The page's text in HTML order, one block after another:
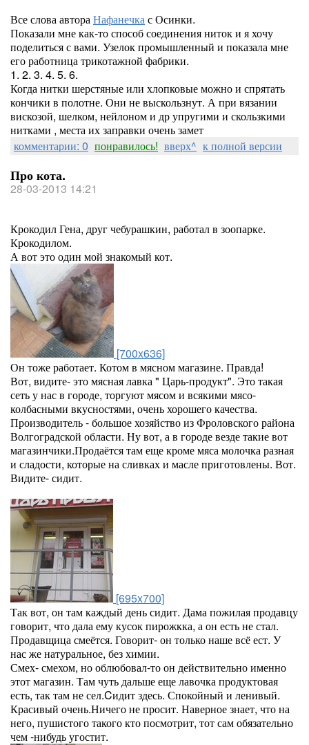
Все слова автораНафанечкас Осинки.
Показали мне как-то способ соединения ниток и я хочу
поделиться с вами. Узелок промышленный и показала мне
его работница трикотажной фабрики.
1. 2. 3. 4. 5. 6.
Когда нитки шерстяные или хлопковые можно и спрятать
кончики в полотне. Они не выскользнут. А при вязании
вискозой, шелком, нейлоном и др упругими и скользкими
нитками , места их заправки очень замет
комментарии: 0 понравилось! вверх^ к полной версии
Про кота.
28-03-2013 14:21
Крокодил Гена, друг чебурашкин, работал в зоопарке.
Крокодилом.
А вот это один мой знакомый кот.
[700x636]
Он тоже работает. Котом в мясном магазине. Правда!
Вот, видите- это мясная лавка " Царь-продукт". Это такая
сеть у нас в городе, торгуют мясом и всякими мясо-
колбасными вкусностями, очень хорошего качества.
Производитель - большое хозяйство из Фроловского района
Волгоградской области. Ну вот, а в городе везде такие вот
магазинчики.Продаётся там еще кроме мяса молочка разная
и сладости, которые на сливках и масле приготовлены. Вот.
Видите- сидит.
[695x700]
Так вот, он там каждый день сидит. Дама пожилая продавцу
говорит, что дала ему кусок пирожкка, а он есть не стал.
Продавщица смеётся. Говорит- он только наше всё ест. У
нас же натуральное, без химии.
Смех- смехом, но облюбовал-то он действительно именно
этот магазин. Там чуть дальше еще лавочка продуктовая
есть, так там не сел.Cидит здесь. Спокойный и ленивый.
Красивый очень.Ничего не просит. Наверное знает, что на
него, пушистого такого кто посмотрит, тот сам обязательно
чем -нибудь угостит.